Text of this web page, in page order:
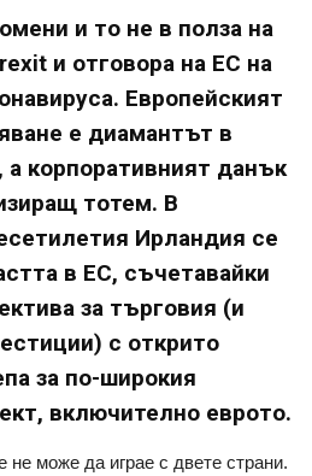
и то не в полза на
и отговора на ЕС на
Европейският
е диамантът в
корпоративният данък
тотем. В
Ирландия се
в ЕС, съчетавайки
за търговия (и
с открито
за по-широкия
включително еврото.
не може да играе с двете страни.